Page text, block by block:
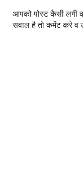
आपको पोस्ट कैसी लगी
सवाल है तो कमेंट करे व